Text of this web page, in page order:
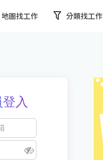
地圖找工作 分類找工作
入